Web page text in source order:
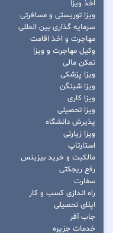
اخذ ویزا
ویزا توریستی و مسافرتی
سرمایه گذاری بین المللی
مهاجرت و اخذ اقامت
وکیل مهاجرت و ویزا
تمکن مالی
ویزا پزشکی
ویزا شینگن
ویزا کاری
ویزا تحصیلی
پذیرش دانشگاه
ویزا زیارتی
استارتاپ
مالکیت و خرید بیزینس
رفع ریجکتی
سفارت
راه اندازی کسب و کار
اپلای تحصیلی
جاب آفر
خدمات جزیره